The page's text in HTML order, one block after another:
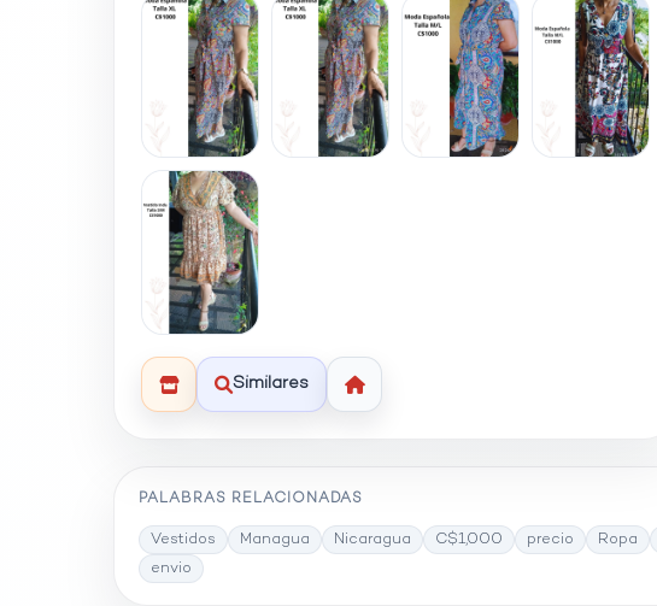
Similares
PALABRAS RELACIONADAS
Vestidos Managua Nicaragua C$1,000 precio Ropa
envio